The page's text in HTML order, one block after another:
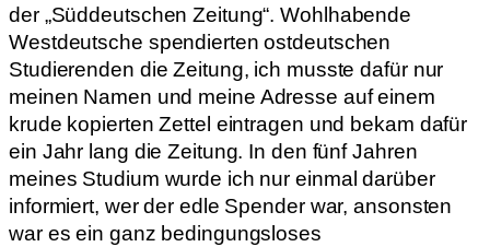
der „Süddeutschen Zeitung“. Wohlhabende
Westdeutsche spendierten ostdeutschen
Studierenden die Zeitung, ich musste dafür nur
meinen Namen und meine Adresse auf einem
krude kopierten Zettel eintragen und bekam dafür
ein Jahr lang die Zeitung. In den fünf Jahren
meines Studium wurde ich nur einmal darüber
informiert, wer der edle Spender war, ansonsten
war es ein ganz bedingungsloses